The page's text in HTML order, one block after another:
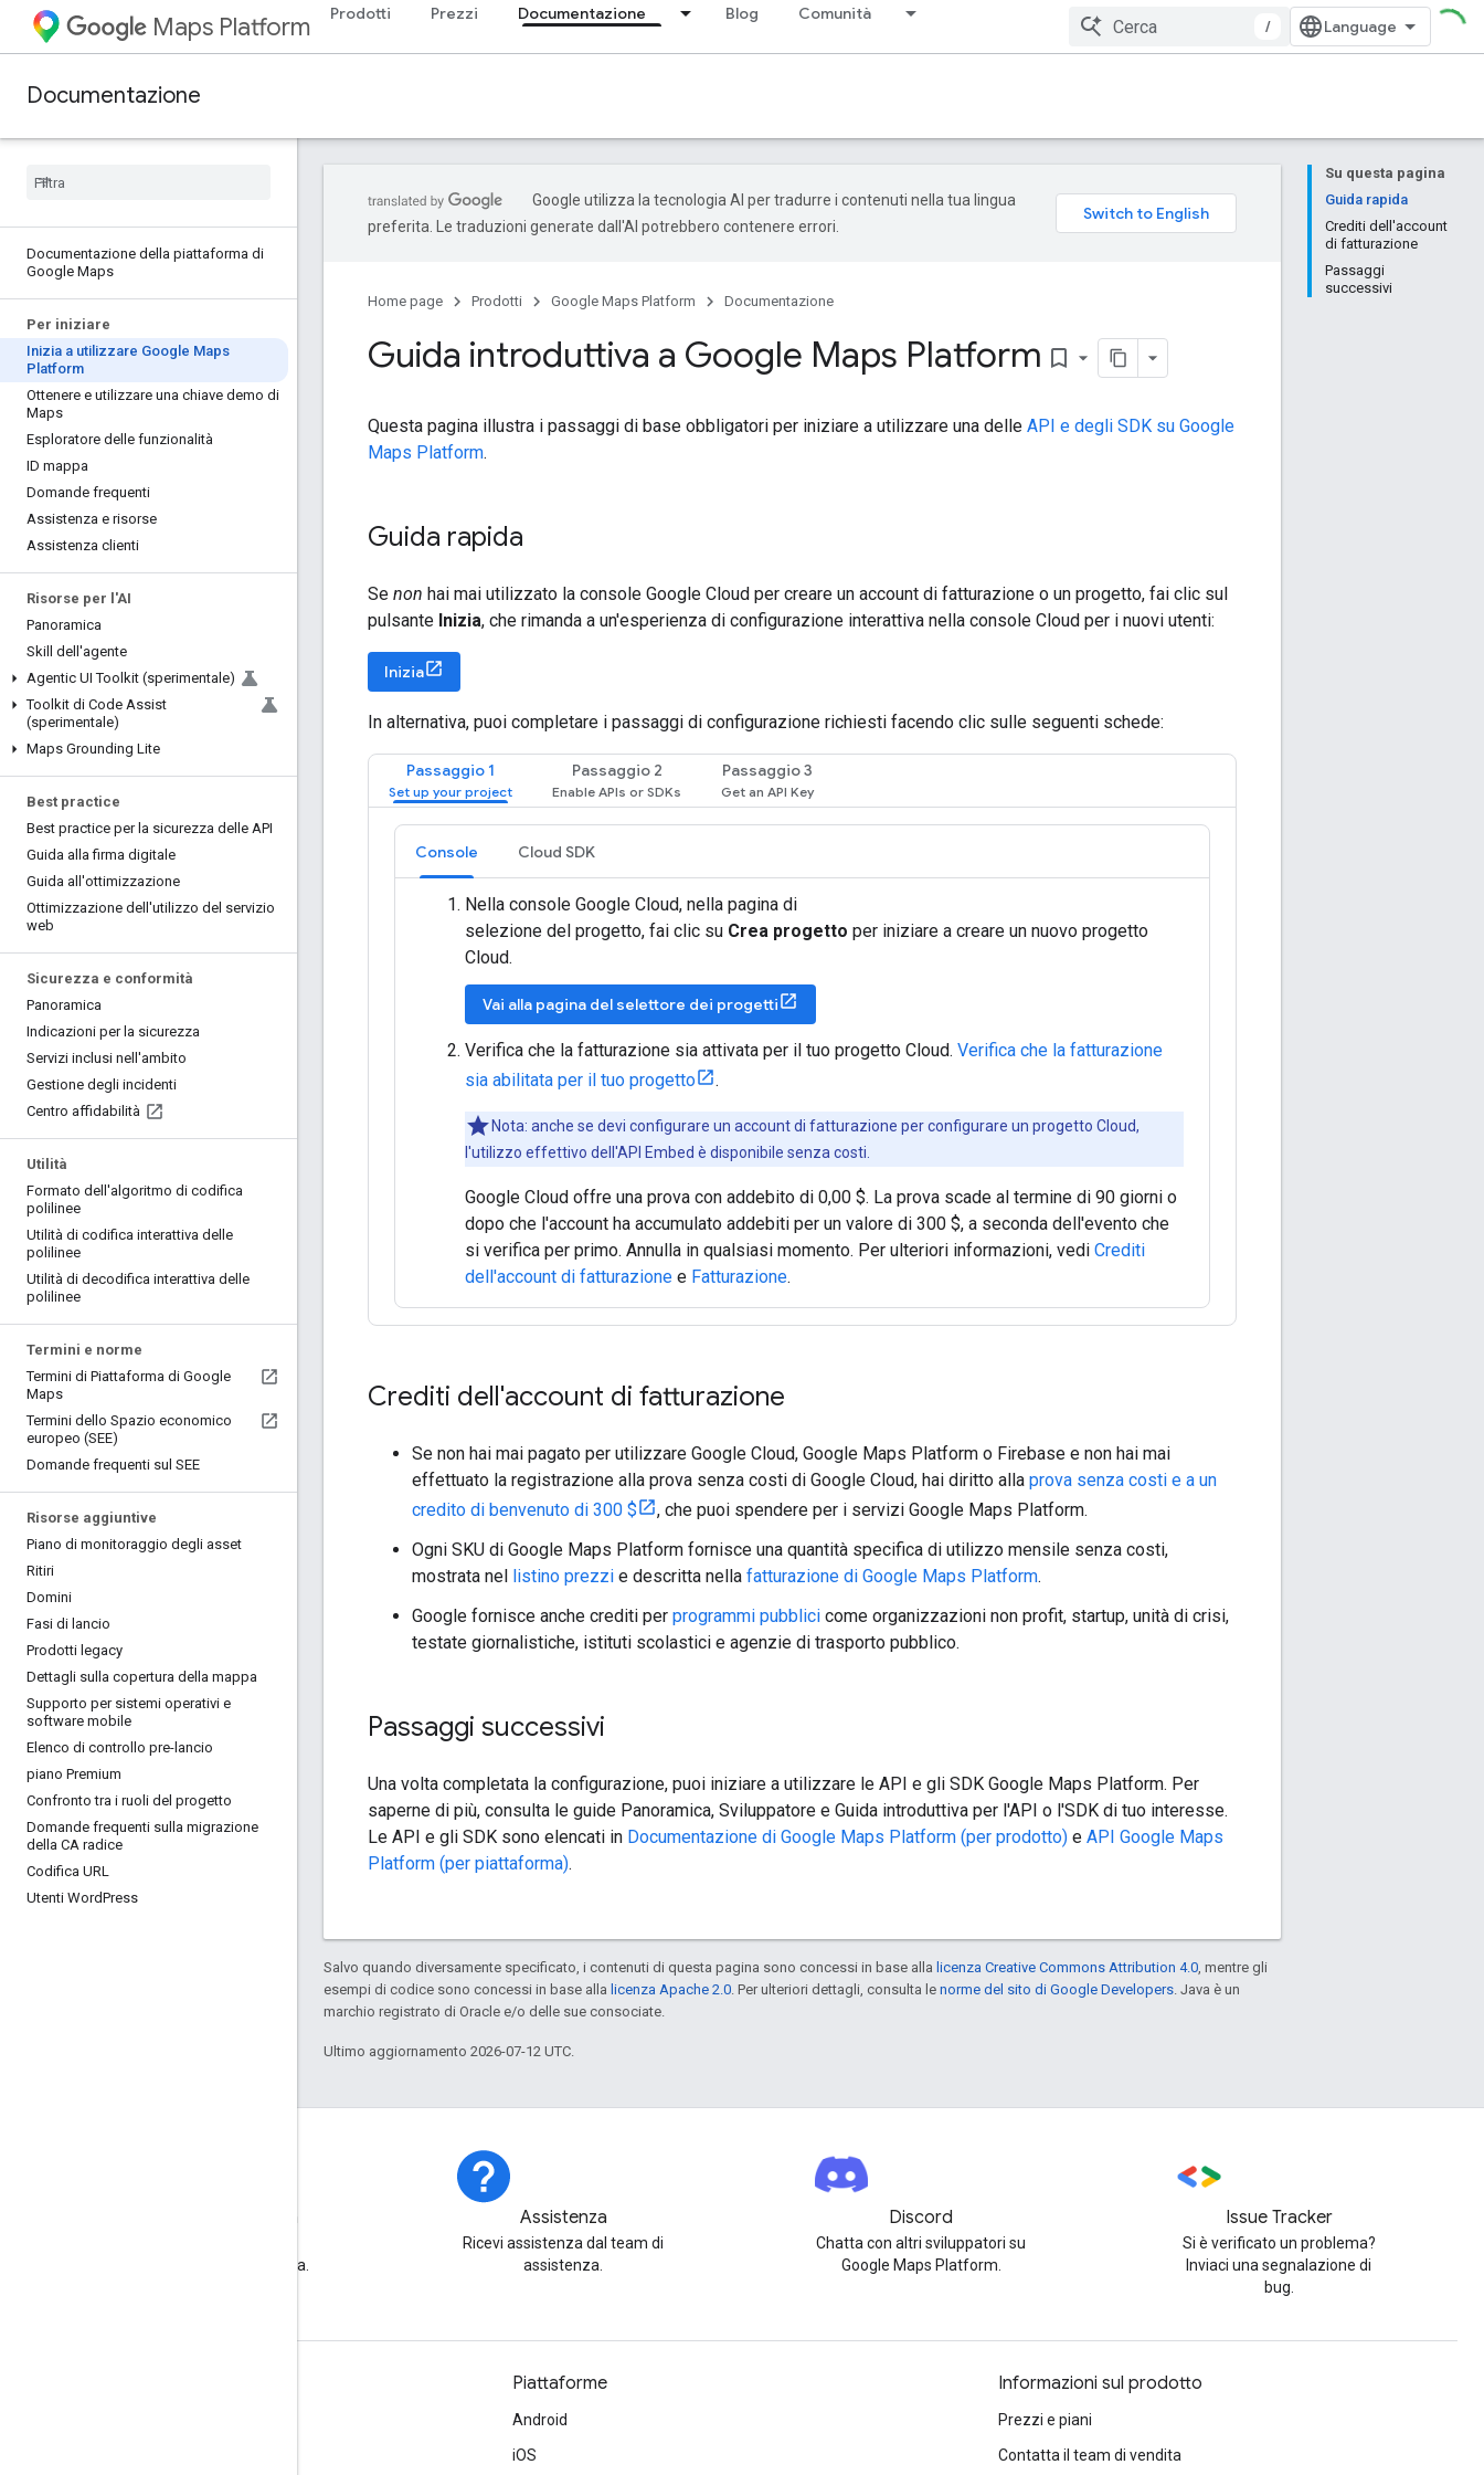
Maps Platform Prodotti Prezzi Documentazione Blog Comunità
/
Documentazione
Documentazione della piattaforma di
Google Maps
Per iniziare
Inizia a utilizzare Google Maps
Platform
Ottenere e utilizzare una chiave demo di
Maps
Esploratore delle funzionalità
ID mappa
Domande frequenti
Assistenza e risorse
Assistenza clienti
Risorse per l'AI
Panoramica
Skill dell'agente
Agentic UI Toolkit (sperimentale)
Toolkit di Code Assist
(sperimentale)
Maps Grounding Lite
Best practice
Best practice per la sicurezza delle API
Guida alla firma digitale
Guida all'ottimizzazione
Ottimizzazione dell'utilizzo del servizio
web
Sicurezza e conformità
Panoramica
Indicazioni per la sicurezza
Servizi inclusi nell'ambito
Gestione degli incidenti
Centro affidabilità
Utilità
Formato dell'algoritmo di codifica
polilinee
Utilità di codifica interattiva delle
polilinee
Utilità di decodifica interattiva delle
polilinee
Termini e norme
Termini di Piattaforma di Google
Maps
Termini dello Spazio economico
europeo (SEE)
Domande frequenti sul SEE
Risorse aggiuntive
Piano di monitoraggio degli asset
Ritiri
Domini
Fasi di lancio
Prodotti legacy
Dettagli sulla copertura della mappa
Supporto per sistemi operativi e
software mobile
Elenco di controllo pre-lancio
piano Premium
Confronto tra i ruoli del progetto
Domande frequenti sulla migrazione
della CA radice
Codifica URL
Utenti WordPress
Su questa pagina
Guida rapida
Crediti dell'account
di fatturazione
Passaggi
successivi
Google utilizza la tecnologia AI per tradurre i contenuti nella tua lingua
preferita. Le traduzioni generate dall'AI potrebbero contenere errori.
Home page Prodotti Google Maps Platform Documentazione
Guida introduttiva a Google Maps Platform bookmark_border
Questa pagina illustra i passaggi di base obbligatori per iniziare a utilizzare una delle API e degli SDK su Google
Maps Platform.
Guida rapida
Se non hai mai utilizzato la console Google Cloud per creare un account di fatturazione o un progetto, fai clic sul
pulsante Inizia, che rimanda a un'esperienza di configurazione interattiva nella console Cloud per i nuovi utenti:
Inizia
In alternativa, puoi completare i passaggi di configurazione richiesti facendo clic sulle seguenti schede:
Passaggio 1 Passaggio 2 Passaggio 3
Console Cloud SDK
Nella console Google Cloud, nella pagina di
selezione del progetto, fai clic su Crea progetto per iniziare a creare un nuovo progetto
Cloud.
Vai alla pagina del selettore dei progetti
Verifica che la fatturazione sia attivata per il tuo progetto Cloud. Verifica che la fatturazione
sia abilitata per il tuo progetto
.
Nota: anche se devi configurare un account di fatturazione per configurare un progetto Cloud,
l'utilizzo effettivo dell'API Embed è disponibile senza costi.
Google Cloud offre una prova con addebito di 0,00 $. La prova scade al termine di 90 giorni o
dopo che l'account ha accumulato addebiti per un valore di 300 $, a seconda dell'evento che
si verifica per primo. Annulla in qualsiasi momento. Per ulteriori informazioni, vedi Crediti
dell'account di fatturazione e Fatturazione.
Crediti dell'account di fatturazione
Se non hai mai pagato per utilizzare Google Cloud, Google Maps Platform o Firebase e non hai mai
effettuato la registrazione alla prova senza costi di Google Cloud, hai diritto alla prova senza costi e a un
credito di benvenuto di 300 $
, che puoi spendere per i servizi Google Maps Platform.
Ogni SKU di Google Maps Platform fornisce una quantità specifica di utilizzo mensile senza costi,
mostrata nel listino prezzi e descritta nella fatturazione di Google Maps Platform.
Google fornisce anche crediti per programmi pubblici come organizzazioni non profit, startup, unità di crisi,
testate giornalistiche, istituti scolastici e agenzie di trasporto pubblico.
Passaggi successivi
Una volta completata la configurazione, puoi iniziare a utilizzare le API e gli SDK Google Maps Platform. Per
saperne di più, consulta le guide Panoramica, Sviluppatore e Guida introduttiva per l'API o l'SDK di tuo interesse.
Le API e gli SDK sono elencati in Documentazione di Google Maps Platform (per prodotto) e API Google Maps
Platform (per piattaforma).
Salvo quando diversamente specificato, i contenuti di questa pagina sono concessi in base alla licenza Creative Commons Attribution 4.0 , mentre gli
esempi di codice sono concessi in base alla licenza Apache 2.0 . Per ulteriori dettagli, consulta le norme del sito di Google Developers . Java è un
marchio registrato di Oracle e/o delle sue consociate.
Ultimo aggiornamento 2026-07-12 UTC.
interruzioni della piattaforma.
Assistenza
Ricevi assistenza dal team di
assistenza.
Discord
Chatta con altri sviluppatori su
Google Maps Platform.
Issue Tracker
Si è verificato un problema?
Inviaci una segnalazione di
bug.
Piattaforme
Android
iOS
Informazioni sul prodotto
Prezzi e piani
Contatta il team di vendita